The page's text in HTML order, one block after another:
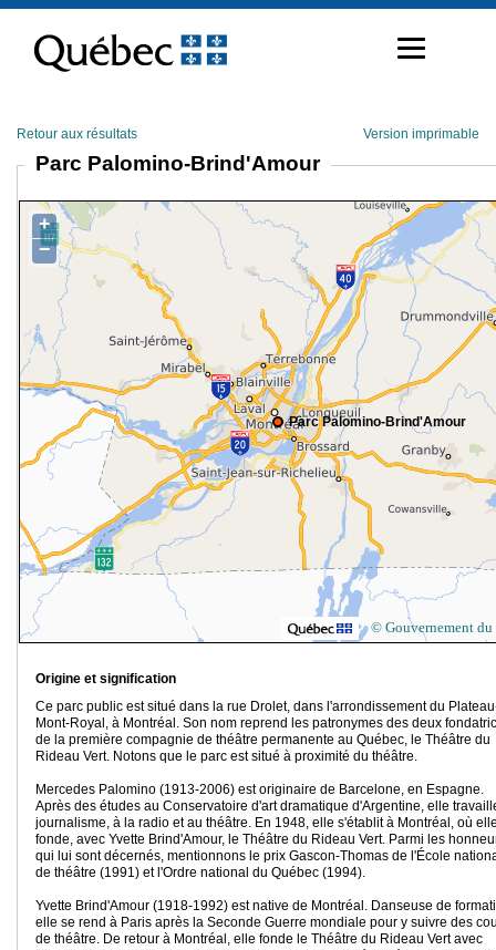
contenu
Retour aux résultats Version imprimable
Parc Palomino-Brind'Amour
Parc Palomino-Brind'Amour
+
−
© Gouvernement du
Origine et signification
Ce parc public est situé dans la rue Drolet, dans l'arrondissement du
Mont-Royal, à Montréal. Son nom reprend les patronymes des deux
de la première compagnie de théâtre permanente au Québec, le Théâtre du
Rideau Vert. Notons que le parc est situé à proximité du théâtre.
Mercedes Palomino (1913-2006) est originaire de Barcelone, en Espagne.
Après des études au Conservatoire d'art dramatique d'Argentine, elle
journalisme, à la radio et au théâtre. En 1948, elle s'établit à Montréal, où
fonde, avec Yvette Brind'Amour, le Théâtre du Rideau Vert. Parmi les
qui lui sont décernés, mentionnons le prix Gascon-Thomas de l'École
de théâtre (1991) et l'Ordre national du Québec (1994).
Yvette Brind'Amour (1918-1992) est native de Montréal. Danseuse de
elle se rend à Paris après la Seconde Guerre mondiale pour y suivre des
de théâtre. De retour à Montréal, elle fonde le Théâtre du Rideau Vert avec